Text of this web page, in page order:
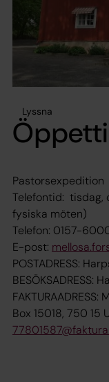
Lyssna
Pastorsexpedition
Telefontid: tisdag,
fysiska möten)
Telefon: 0157-
E-post:
POSTADRESS:
BESÖKSADRESS:
Box 15018, 750